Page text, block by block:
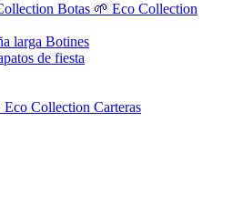
Botas 🌱 Eco Collection
larga Botines
de fiesta
Eco Collection Carteras